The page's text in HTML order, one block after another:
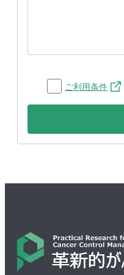
ご利用条件